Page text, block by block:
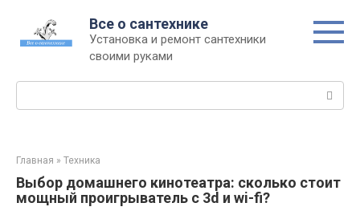
контенту
Все о сантехнике
Установка и ремонт сантехники
своими руками
Главная » Техника
Выбор домашнего кинотеатра: сколько стоит
мощный проигрыватель с 3d и wi-fi?